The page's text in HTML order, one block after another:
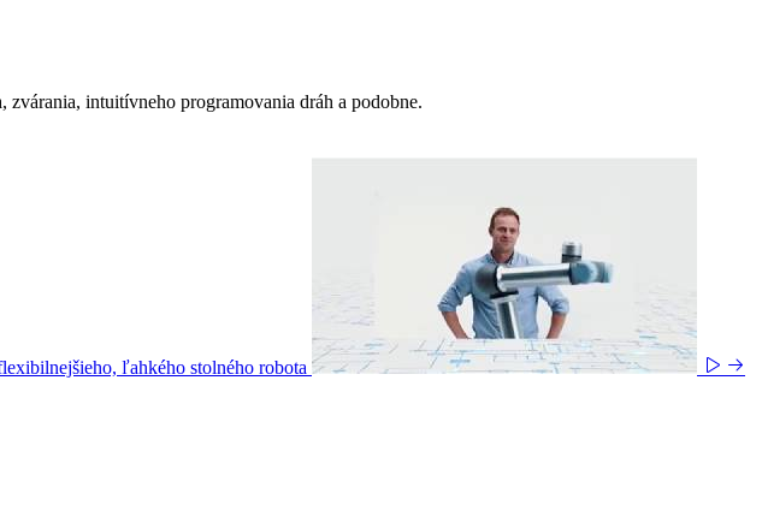
intuitívneho programovania dráh a podobne.
ľahkého stolného robota